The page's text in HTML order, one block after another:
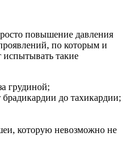
повышение давления
по которым и
испытывать такие
грудиной;
до тахикардии;
которую невозможно не